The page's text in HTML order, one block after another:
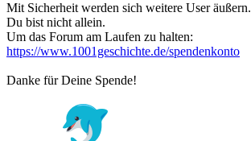
Mit Sicherheit werden sich weitere User äußern.
Du bist nicht allein.
Um das Forum am Laufen zu halten:
https://www.1001geschichte.de/spendenkonto
Danke für Deine Spende!